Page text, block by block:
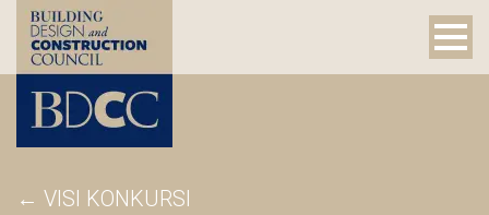
← VISI KONKURSI